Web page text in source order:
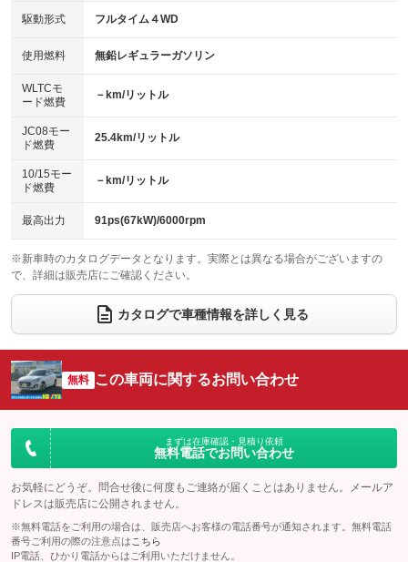
USB入力端子
：装備あり
100V電源
：装備なし
センターデフロック
：装備なし
電動格納ミラー
：装備あり
HID(キセノンライト)
バックカメラ
エアロ
：装備あり
ローダウン
：装備なし
ベンチシート
：装備なし
チップアップシート
：装備なし
電動格納サードシート
：装備なし シートヒーター
：装備あり
ウォークスルー
電動リアゲート フロントカメラ
：装備あり
シートエアコン
：装備なし 全周囲カメラ
：装備あり
サイドカメラ
：装備あり ルーフレール
：装備なし
エアサスペンション ヘッドライトウォッシャー
駆動形式 フルタイム４WD
使用燃料 無鉛レギュラーガソリン
WLTCモ
ード燃費
－km/リットル
JC08モー
ド燃費
25.4km/リットル
10/15モー
ド燃費
－km/リットル
最高出力 91ps(67kW)/6000rpm
※新車時のカタログデータとなります。実際とは異なる場合がございますの
で、詳細は販売店にご確認ください。
カタログで車種情報を詳しく見る
無料 この車両に関するお問い合わせ
まずは在庫確認・見積り依頼
無料電話でお問い合わせ
お気軽にどうぞ。問合せ後に何度もご連絡が届くことはありません。メールア
ドレスは販売店に公開されません。
※無料電話をご利用の場合は、販売店へお客様の電話番号が通知されます。無料電話
番号ご利用の際の注意点は こちら
IP電話、ひかり電話からはご利用いただけません。